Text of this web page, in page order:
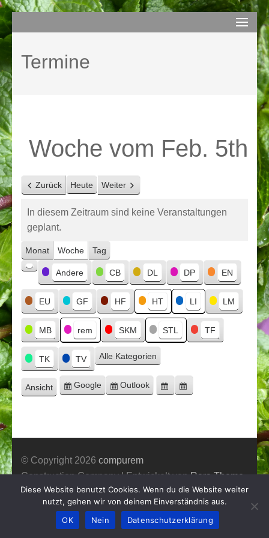
Inhalt
(Enter
drücken)
compurem
Termine
Woche vom Feb. 5th
Zurück Heute Weiter
In diesem Zeitraum sind keine Veranstaltungen
geplant.
Monat Woche Tag
Kategorien
Kategorie
ohne
Titel
Andere CB DL DP EN
EU GF HF HT LI LM
MB rem SKM STL TF
TK TV Alle Kategorien
Ansicht ausdrucken
Eintragen
Google
Eintragen
Outlook
Google-
© Copyright 2026 compurem
Construction Company | Entwickelt von Rara Theme
Präsentiert von WordPress.
Diese Website benutzt Cookies. Wenn du die Website weiter
nutzt, gehen wir von deinem Einverständnis aus.
OK
Nein Datenschutzerklärung